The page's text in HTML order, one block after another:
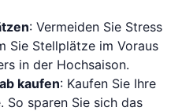
: Vermeiden Sie Stress
Sie Stellplätze im Voraus
in der Hochsaison.
kaufen: Kaufen Sie Ihre
sparen Sie sich das